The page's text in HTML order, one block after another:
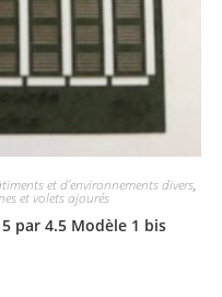
et d'environnements divers,
et volets ajourés
par 4.5 Modèle 1 bis